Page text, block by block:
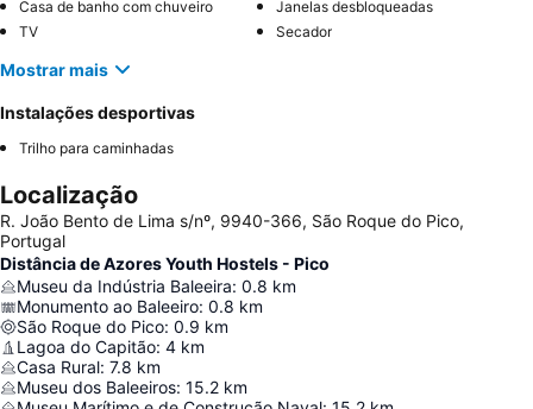
Casa de banho com chuveiro
Janelas desbloqueadas
TV
Secador
Mostrar mais
Instalações desportivas
Trilho para caminhadas
Localização
R. João Bento de Lima s/nº, 9940-366, São Roque do Pico,
Portugal
Distância de Azores Youth Hostels - Pico
Museu da Indústria Baleeira: 0.8 km
Monumento ao Baleeiro: 0.8 km
São Roque do Pico: 0.9 km
Lagoa do Capitão: 4 km
Casa Rural: 7.8 km
Museu dos Baleeiros: 15.2 km